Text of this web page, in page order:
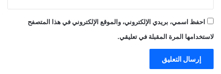
احفظ اسمي، بريدي الإلكتروني، والموقع الإلكتروني في هذا المتصفح
لاستخدامها المرة المقبلة في تعليقي.